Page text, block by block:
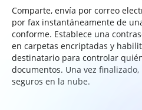
Comparte, envía por correo
por fax instantáneamente de
conforme. Establece una
en carpetas encriptadas y
destinatario para controlar
documentos. Una vez
seguros en la nube.